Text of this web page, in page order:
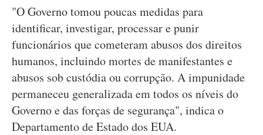
"O Governo tomou poucas medidas para
identificar, investigar, processar e punir
funcionários que cometeram abusos dos direitos
humanos, incluindo mortes de manifestantes e
abusos sob custódia ou corrupção. A impunidade
permaneceu generalizada em todos os níveis do
Governo e das forças de segurança", indica o
Departamento de Estado dos EUA.